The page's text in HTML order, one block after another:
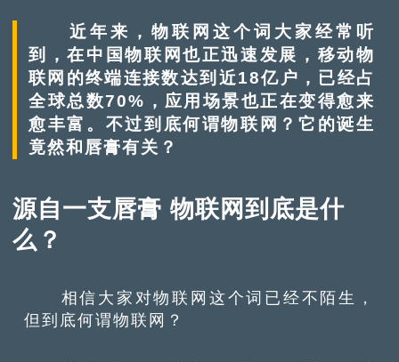
近年来，物联网这个词大家经常听
到，在中国物联网也正迅速发展，移动物
联网的终端连接数达到近18亿户，已经占
全球总数70%，应用场景也正在变得愈来
愈丰富。不过到底何谓物联网？它的诞生
竟然和唇膏有关？
源自一支唇膏 物联网到底是什
么？
相信大家对物联网这个词已经不陌生，
但到底何谓物联网？